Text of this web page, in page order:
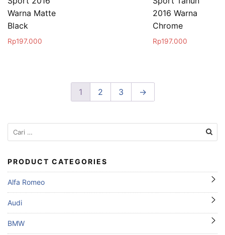
Warna Matte
Black
Rp197.000
2016 Warna
Chrome
Rp197.000
1 2 3 →
Cari
untuk:
PRODUCT CATEGORIES
Alfa Romeo
Audi
BMW